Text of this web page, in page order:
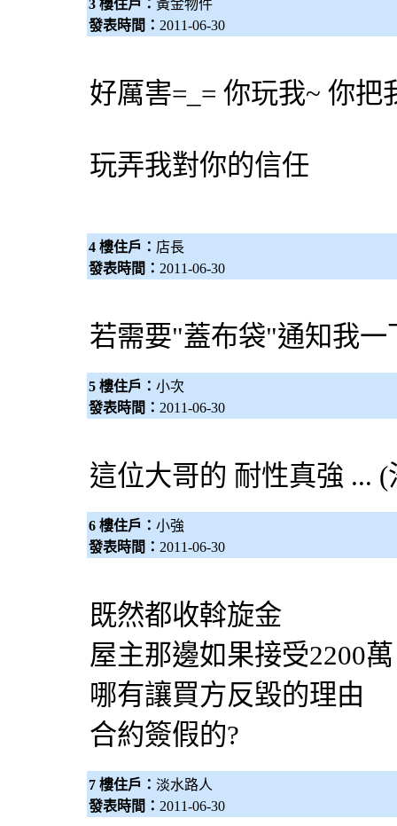
3 樓住戶： 黃金物件
發表時間： 2011-06-30
好厲害=_= 你玩我~ 你把
玩弄我對你的信任
4 樓住戶： 店長
發表時間： 2011-06-30
若需要"蓋布袋"通知我一
5 樓住戶： 小次
發表時間： 2011-06-30
這位大哥的 耐性真強 ... (
6 樓住戶： 小強
發表時間： 2011-06-30
既然都收斡旋金
屋主那邊如果接受2200萬
哪有讓買方反毀的理由
合約簽假的?
7 樓住戶： 淡水路人
發表時間： 2011-06-30